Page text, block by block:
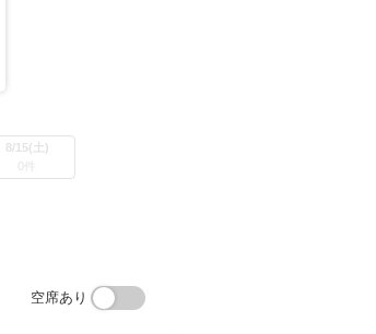
8/15(土)
0件
空席あり